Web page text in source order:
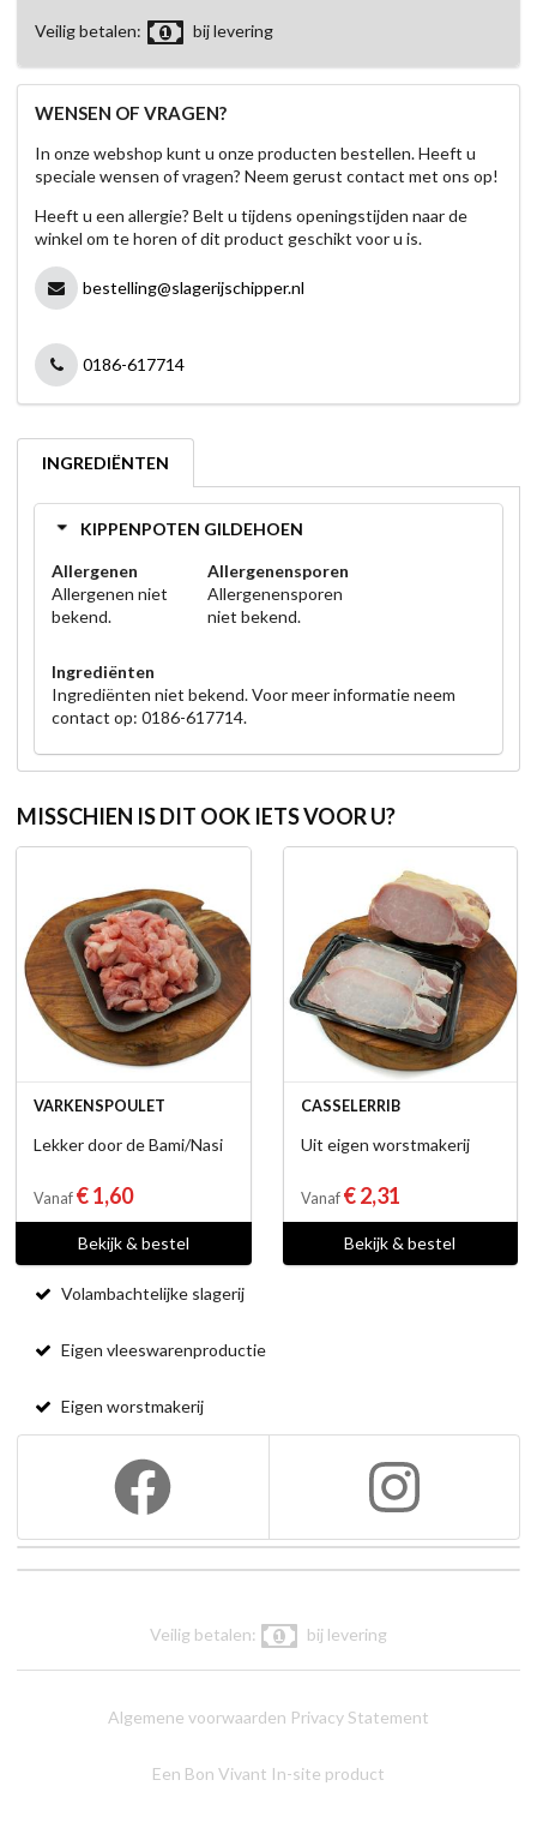
Veilig betalen: bij levering
WENSEN OF VRAGEN?
In onze webshop kunt u onze producten bestellen. Heeft u
speciale wensen of vragen? Neem gerust contact met ons op!
Heeft u een allergie? Belt u tijdens openingstijden naar de
winkel om te horen of dit product geschikt voor u is.
bestelling@slagerijschipper.nl
0186-617714
INGREDIËNTEN
KIPPENPOTEN GILDEHOEN
Allergenen
Allergenen niet
bekend.
Allergenensporen
Allergenensporen
niet bekend.
Ingrediënten
Ingrediënten niet bekend. Voor meer informatie neem
contact op: 0186-617714.
MISSCHIEN IS DIT OOK IETS VOOR U?
VARKENSPOULET
Lekker door de Bami/Nasi
Vanaf € 1,60
Bekijk & bestel
CASSELERRIB
Uit eigen worstmakerij
Vanaf € 2,31
Bekijk & bestel
Volambachtelijke slagerij
Eigen vleeswarenproductie
Eigen worstmakerij
Veilig betalen: bij levering
Algemene voorwaarden Privacy Statement
Een Bon Vivant In-site product